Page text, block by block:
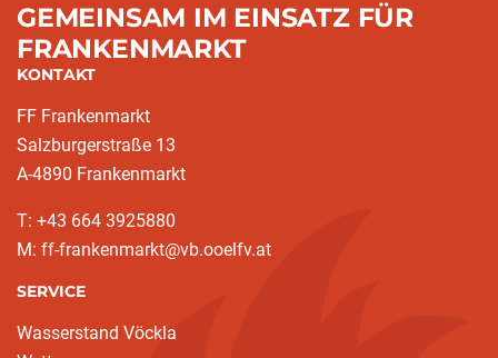
GEMEINSAM IM EINSATZ FÜR
FRANKENMARKT
KONTAKT
FF Frankenmarkt
Salzburgerstraße 13
A-4890 Frankenmarkt
T: +43 664 3925880
M: ff-frankenmarkt@vb.ooelfv.at
SERVICE
Wasserstand Vöckla